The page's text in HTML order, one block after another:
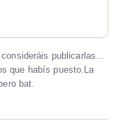
publicarlas...
que habís puesto.La
bat.